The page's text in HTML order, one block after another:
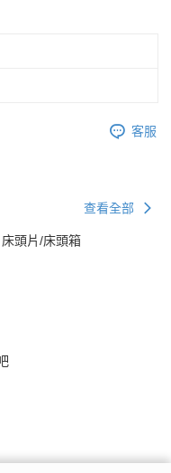
客服
查看全部
床頭片/床頭箱